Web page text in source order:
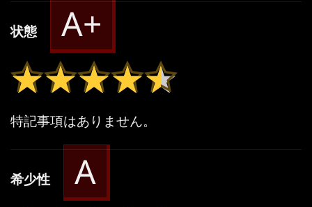
状態 A+
★★★★★
★★★★★
特記事項はありません。
希少性 A